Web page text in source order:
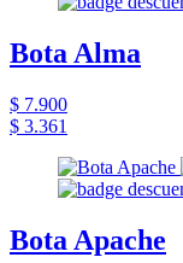
Bota Alma
$ 7.900
$ 3.361
Bota Apache